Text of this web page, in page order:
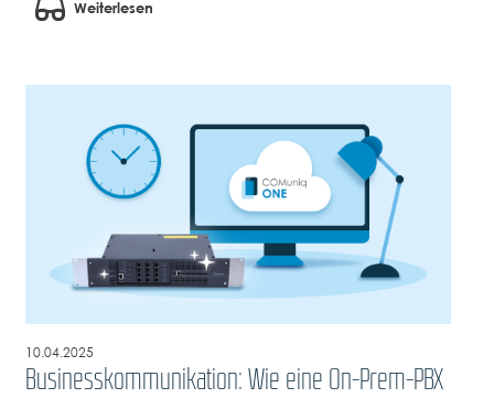
Weiterlesen
10.04.2025
Businesskommunikation: Wie eine On-Prem-PBX